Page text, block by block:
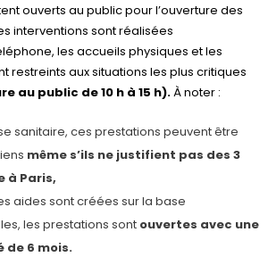
ouverts au public pour l’ouverture des
interventions sont réalisées
les accueils physiques et les
restreints aux situations les plus critiques
au public de 10 h à 15 h).À noter :
sanitaire, ces prestations peuvent être
même s’ils ne justifient pas des 3
à Paris,
aides sont créées sur la base
les prestations sont ouvertes avec une
de 6 mois.